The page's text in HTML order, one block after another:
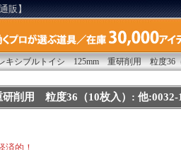
販】
キシブルトイシ 125mm 重研削用 粒度36
削用 粒度36（10枚入）: 他:0032-
済的！